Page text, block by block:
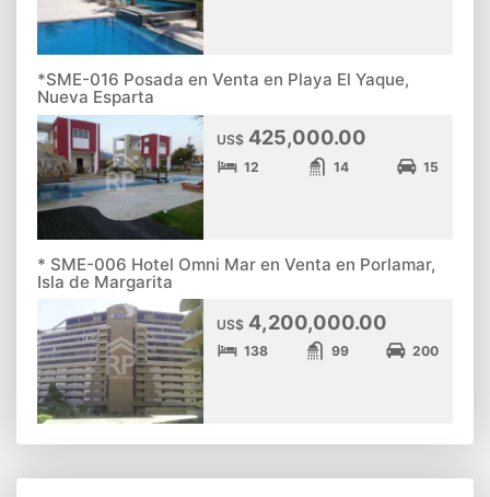
*SME-016 Posada en Venta en Playa El Yaque,
Nueva Esparta
US$ 425,000.00
12 14 15
* SME-006 Hotel Omni Mar en Venta en Porlamar,
Isla de Margarita
US$ 4,200,000.00
138 99 200